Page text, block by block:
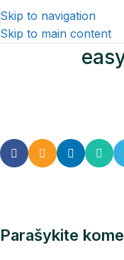
Skip to navigation
Skip to main content
Parašykite